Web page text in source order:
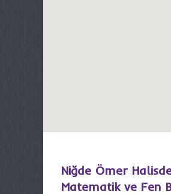
Niğde Ömer
Matematik ve Fen